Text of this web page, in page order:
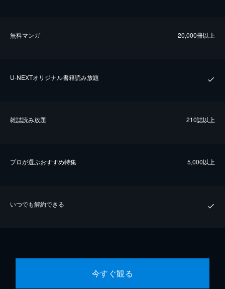
無料マンガ 20,000冊以上
U-NEXTオリジナル書籍読み放題
雑誌読み放題 210誌以上
プロが選ぶおすすめ特集 5,000以上
いつでも解約できる
今すぐ観る